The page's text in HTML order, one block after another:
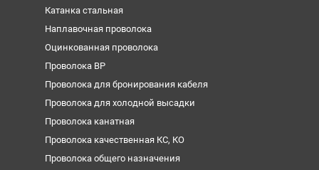
Катанка стальная
Наплавочная проволока
Оцинкованная проволока
Проволока ВР
Проволока для бронирования кабеля
Проволока для холодной высадки
Проволока канатная
Проволока качественная КС, КО
Проволока общего назначения